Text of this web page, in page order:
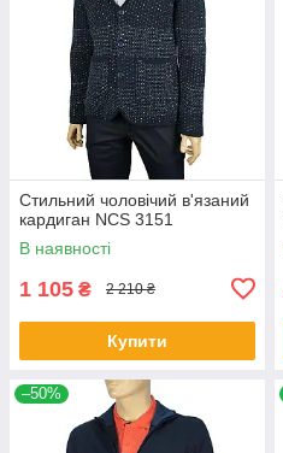
Стильний чоловічий в'язаний
кардиган NCS 3151
В наявності
1 105 ₴ 2 210 ₴
Купити
–50%